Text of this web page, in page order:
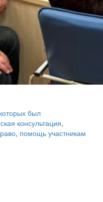
был
консультация,
, помощь участникам